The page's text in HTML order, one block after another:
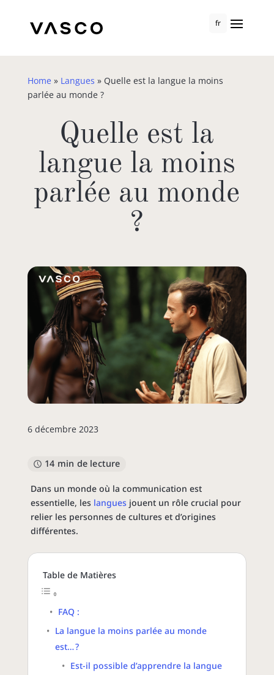
fr
Home » Langues » Quelle est la langue la moins
parlée au monde ?
Quelle est la
langue la moins
parlée au monde
?
6 décembre 2023
14 min de lecture
Dans un monde où la communication est
essentielle, les langues jouent un rôle crucial pour
relier les personnes de cultures et d’origines
différentes.
Table de Matières
FAQ :
La langue la moins parlée au monde
est… ?
Est-il possible d’apprendre la langue